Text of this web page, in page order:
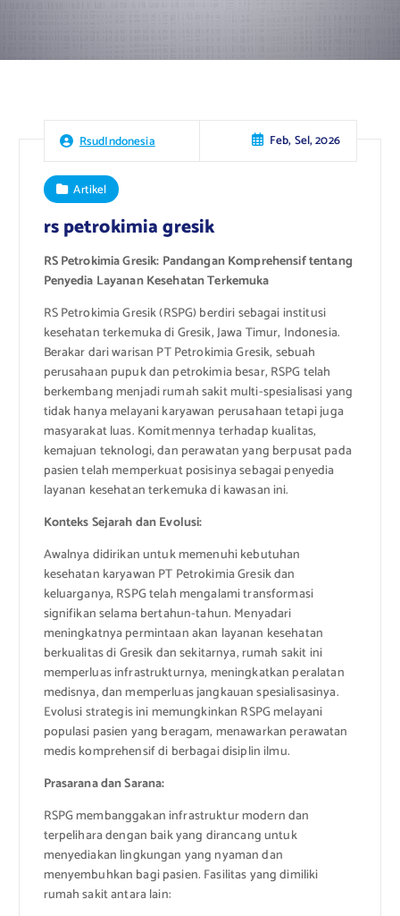
RsudIndonesia Feb, Sel, 2026
Artikel
rs petrokimia gresik
RS Petrokimia Gresik: Pandangan Komprehensif tentang
Penyedia Layanan Kesehatan Terkemuka
RS Petrokimia Gresik (RSPG) berdiri sebagai institusi
kesehatan terkemuka di Gresik, Jawa Timur, Indonesia.
Berakar dari warisan PT Petrokimia Gresik, sebuah
perusahaan pupuk dan petrokimia besar, RSPG telah
berkembang menjadi rumah sakit multi-spesialisasi yang
tidak hanya melayani karyawan perusahaan tetapi juga
masyarakat luas. Komitmennya terhadap kualitas,
kemajuan teknologi, dan perawatan yang berpusat pada
pasien telah memperkuat posisinya sebagai penyedia
layanan kesehatan terkemuka di kawasan ini.
Konteks Sejarah dan Evolusi:
Awalnya didirikan untuk memenuhi kebutuhan
kesehatan karyawan PT Petrokimia Gresik dan
keluarganya, RSPG telah mengalami transformasi
signifikan selama bertahun-tahun. Menyadari
meningkatnya permintaan akan layanan kesehatan
berkualitas di Gresik dan sekitarnya, rumah sakit ini
memperluas infrastrukturnya, meningkatkan peralatan
medisnya, dan memperluas jangkauan spesialisasinya.
Evolusi strategis ini memungkinkan RSPG melayani
populasi pasien yang beragam, menawarkan perawatan
medis komprehensif di berbagai disiplin ilmu.
Prasarana dan Sarana:
RSPG membanggakan infrastruktur modern dan
terpelihara dengan baik yang dirancang untuk
menyediakan lingkungan yang nyaman dan
menyembuhkan bagi pasien. Fasilitas yang dimiliki
rumah sakit antara lain: